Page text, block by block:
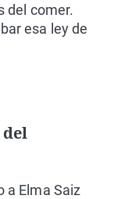
del comer.
esa ley de
a Elma Saiz